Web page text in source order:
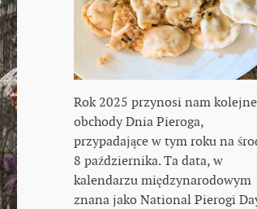
Rok 2025 przynosi nam kolejne
obchody Dnia Pieroga,
przypadające w tym roku na
8 października. Ta data, w
kalendarzu międzynarodowym
znana jako National Pierogi